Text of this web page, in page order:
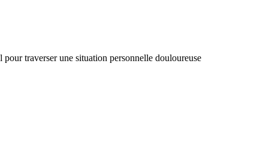
traverser une situation personnelle douloureuse